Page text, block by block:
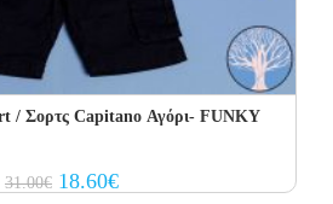
/ Σορτς Capitano Αγόρι- FUNKY
31.00€ Original
price
18.60€Current
price